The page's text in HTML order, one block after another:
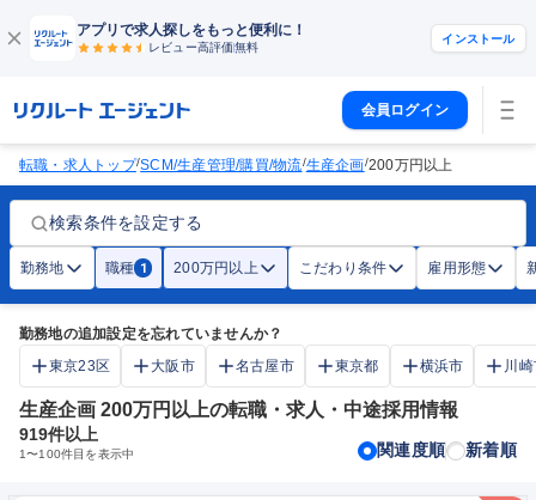
アプリで求人探しをもっと便利に！
レビュー高評価無料
インストール
会員ログイン
転職・求人トップ/SCM/生産管理/購買/物流/生産企画/200万円以上
検索条件を設定する
勤務地 職種 1 200万円以上 こだわり条件 雇用形態
勤務地の追加設定を忘れていませんか？
東京23区
大阪市 名古屋市 東京都 横浜市 川
生産企画 200万円以上の転職・求人・中途採用情報
919件以上
1〜100件目を表示中 関連度順 新着順